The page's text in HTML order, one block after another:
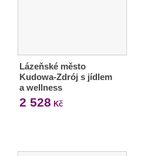
Lázeňské město
Kudowa-Zdrój s jídlem
a wellness
2 528 Kč